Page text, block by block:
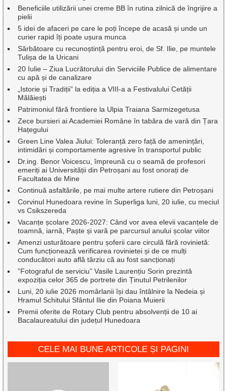
Beneficiile utilizării unei creme BB în rutina zilnică de îngrijire a
pielii
5 idei de afaceri pe care le poți începe de acasă și unde un
curier rapid îți poate ușura munca
Sărbătoare cu recunoștință pentru eroi, de Sf. Ilie, pe muntele
Tulișa de la Uricani
20 Iulie – Ziua Lucrătorului din Serviciile Publice de alimentare
cu apă și de canalizare
„Istorie și Tradiții” la ediția a VIII-a a Festivalului Cetății
Mălăiești
Patrimoniul fără frontiere la Ulpia Traiana Sarmizegetusa
Zece bursieri ai Academiei Române în tabăra de vară din Țara
Hațegului
Green Line Valea Jiului: Toleranță zero față de amenințări,
intimidări și comportamente agresive în transportul public
Dr.ing. Benor Voicescu, împreună cu o seamă de profesori
emeriți ai Universității din Petroșani au fost onorați de
Facultatea de Mine
Continuă asfaltările, pe mai multe artere rutiere din Petroșani
Corvinul Hunedoara revine în Superliga luni, 20 iulie, cu meciul
vs Csikszereda
Vacanțe școlare 2026-2027: Când vor avea elevii vacanțele de
toamnă, iarnă, Paște și vară pe parcursul anului școlar viitor
Amenzi usturătoare pentru șoferii care circulă fără rovinietă:
Cum funcționează verificarea rovinietei și de ce mulți
conducători auto află târziu că au fost sancționați
”Fotograful de serviciu” Vasile Laurențiu Sorin prezintă
expoziția celor 365 de portrete din Ținutul Petrilenilor
Luni, 20 iulie 2026 momârlanii își dau întâlnire la Nedeia și
Hramul Schitului Sfântul Ilie din Poiana Muierii
Premii oferite de Rotary Club pentru absolvenții de 10 ai
Bacalaureatului din județul Hunedoara
CELE MAI BUNE ARTICOLE ȘI PAGINI